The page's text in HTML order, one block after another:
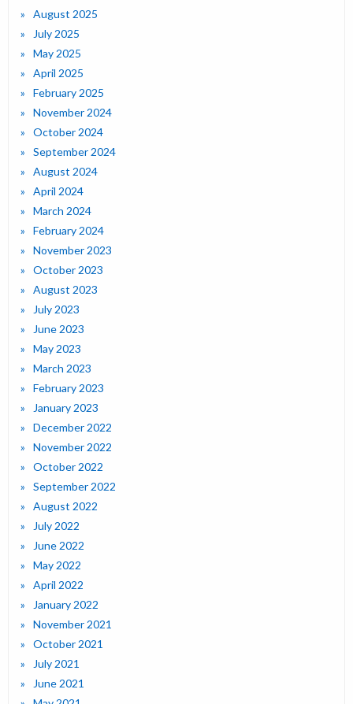
August 2025
July 2025
May 2025
April 2025
February 2025
November 2024
October 2024
September 2024
August 2024
April 2024
March 2024
February 2024
November 2023
October 2023
August 2023
July 2023
June 2023
May 2023
March 2023
February 2023
January 2023
December 2022
November 2022
October 2022
September 2022
August 2022
July 2022
June 2022
May 2022
April 2022
January 2022
November 2021
October 2021
July 2021
June 2021